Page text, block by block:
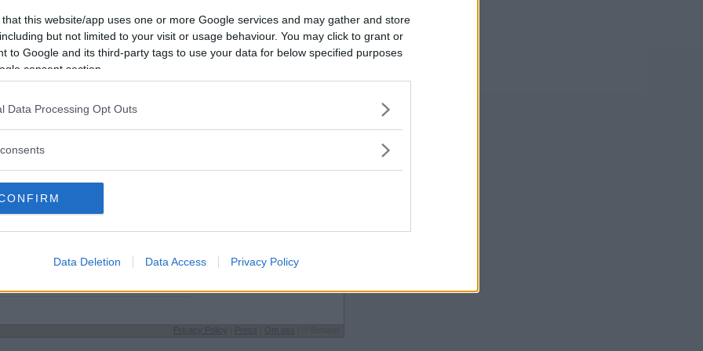
that this website/app uses one or more Google services and may gather and store
but not limited to your visit or usage behaviour. You may click to grant or
to Google and its third-party tags to use your data for below specified purposes
consent section.
Data Processing Opt Outs
Data Deletion Data Access Privacy Policy
Avbrutna
34
Oavgjorda
14
Jag äter
Det mamma lagar
Periodare
Y
Vill du bli
medlem?